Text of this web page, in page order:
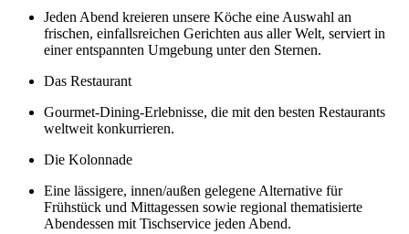
Jeden Abend kreieren unsere Köche eine Auswahl an
frischen, einfallsreichen Gerichten aus aller Welt, serviert in
einer entspannten Umgebung unter den Sternen.
Das Restaurant
Gourmet-Dining-Erlebnisse, die mit den besten Restaurants
weltweit konkurrieren.
Die Kolonnade
Eine lässigere, innen/außen gelegene Alternative für
Frühstück und Mittagessen sowie regional thematisierte
Abendessen mit Tischservice jeden Abend.